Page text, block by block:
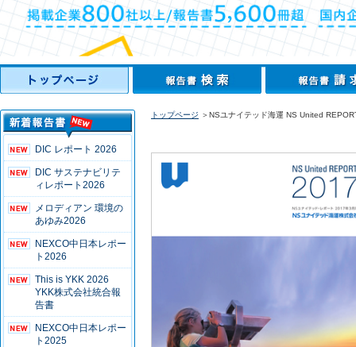
DIC レポート 2026
DIC サステナビリテ
ィレポート2026
メロディアン 環境の
あゆみ2026
NEXCO中日本レポー
ト2026
This is YKK 2026
YKK株式会社統合報
告書
NEXCO中日本レポー
ト2025
トップページ ＞NSユナイテッド海運 NS United